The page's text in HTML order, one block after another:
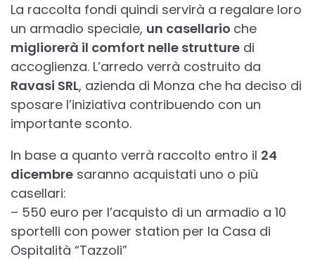
La raccolta fondi quindi servirà a regalare loro
un armadio speciale, un casellario che
migliorerà il comfort nelle strutture di
accoglienza. L’arredo verrà costruito da
Ravasi SRL, azienda di Monza che ha deciso di
sposare l’iniziativa contribuendo con un
importante sconto.
In base a quanto verrà raccolto entro il 24
dicembre saranno acquistati uno o più
casellari:
– 550 euro per l’acquisto di un armadio a 10
sportelli con power station per la Casa di
Ospitalità “Tazzoli”